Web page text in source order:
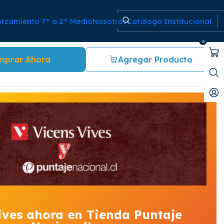
7° a 2° MedioNosotrosCatálogo Institucional
0
the British Isles +CD
Agregar Producto
Ahora
ahora en Tienda Puntaje